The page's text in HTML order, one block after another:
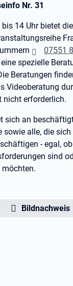
Nr. 31
14 Uhr bietet
07551
eine spezielle
Beratungen
Videoberatung
nicht erforderlich.
sich an
sowie alle, die
- egal,
sind
möchten.
Bildnachweis